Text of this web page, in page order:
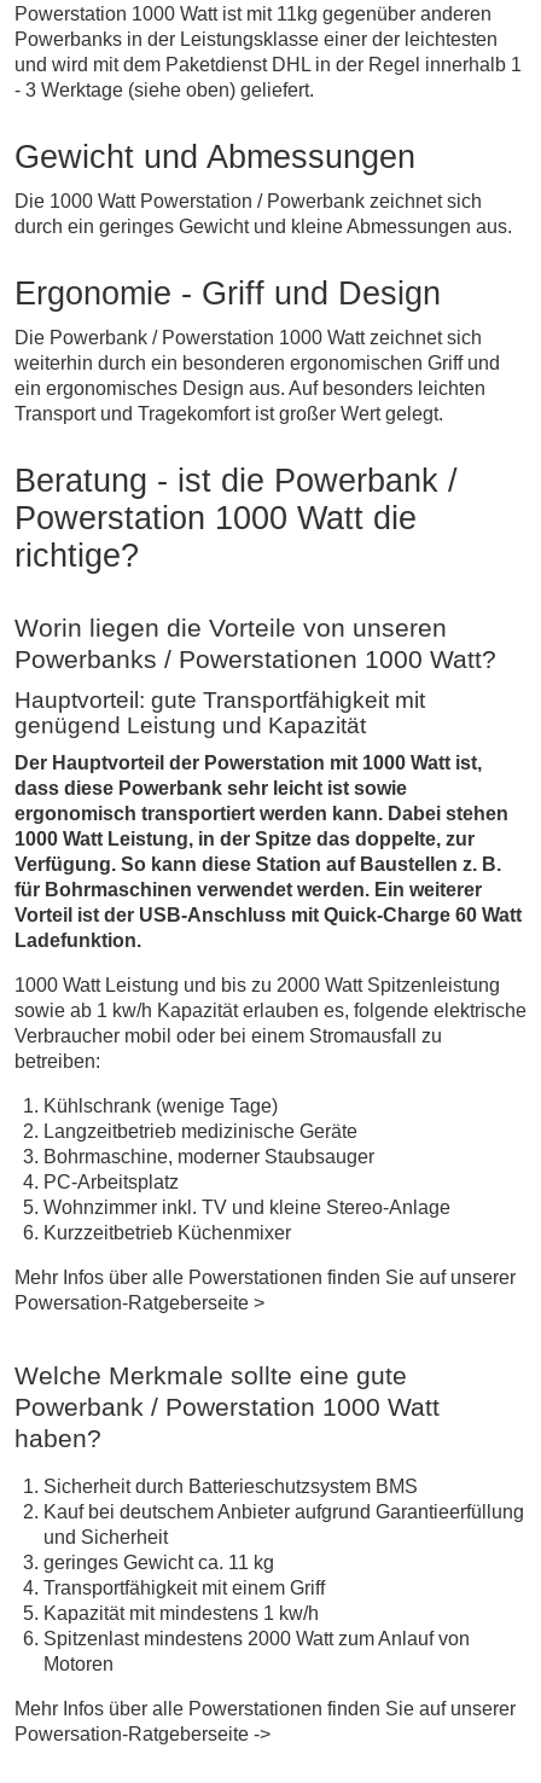
Powerstation 1000 Watt ist mit 11kg gegenüber anderen
Powerbanks in der Leistungsklasse einer der leichtesten
und wird mit dem Paketdienst DHL in der Regel innerhalb 1
- 3 Werktage (siehe oben) geliefert.
Gewicht und Abmessungen
Die 1000 Watt Powerstation / Powerbank zeichnet sich
durch ein geringes Gewicht und kleine Abmessungen aus.
Ergonomie - Griff und Design
Die Powerbank / Powerstation 1000 Watt zeichnet sich
weiterhin durch ein besonderen ergonomischen Griff und
ein ergonomisches Design aus. Auf besonders leichten
Transport und Tragekomfort ist großer Wert gelegt.
Beratung - ist die Powerbank /
Powerstation 1000 Watt die
richtige?
Worin liegen die Vorteile von unseren
Powerbanks / Powerstationen 1000 Watt?
Hauptvorteil: gute Transportfähigkeit mit
genügend Leistung und Kapazität
Der Hauptvorteil der Powerstation mit 1000 Watt ist,
dass diese Powerbank sehr leicht ist sowie
ergonomisch transportiert werden kann. Dabei stehen
1000 Watt Leistung, in der Spitze das doppelte, zur
Verfügung. So kann diese Station auf Baustellen z. B.
für Bohrmaschinen verwendet werden. Ein weiterer
Vorteil ist der USB-Anschluss mit Quick-Charge 60 Watt
Ladefunktion.
1000 Watt Leistung und bis zu 2000 Watt Spitzenleistung
sowie ab 1 kw/h Kapazität erlauben es, folgende elektrische
Verbraucher mobil oder bei einem Stromausfall zu
betreiben:
Kühlschrank (wenige Tage)
Langzeitbetrieb medizinische Geräte
Bohrmaschine, moderner Staubsauger
PC-Arbeitsplatz
Wohnzimmer inkl. TV und kleine Stereo-Anlage
Kurzzeitbetrieb Küchenmixer
Mehr Infos über alle Powerstationen finden Sie auf unserer
Powersation-Ratgeberseite >
Welche Merkmale sollte eine gute
Powerbank / Powerstation 1000 Watt
haben?
Sicherheit durch Batterieschutzsystem BMS
Kauf bei deutschem Anbieter aufgrund Garantieerfüllung
und Sicherheit
geringes Gewicht ca. 11 kg
Transportfähigkeit mit einem Griff
Kapazität mit mindestens 1 kw/h
Spitzenlast mindestens 2000 Watt zum Anlauf von
Motoren
Mehr Infos über alle Powerstationen finden Sie auf unserer
Powersation-Ratgeberseite ->